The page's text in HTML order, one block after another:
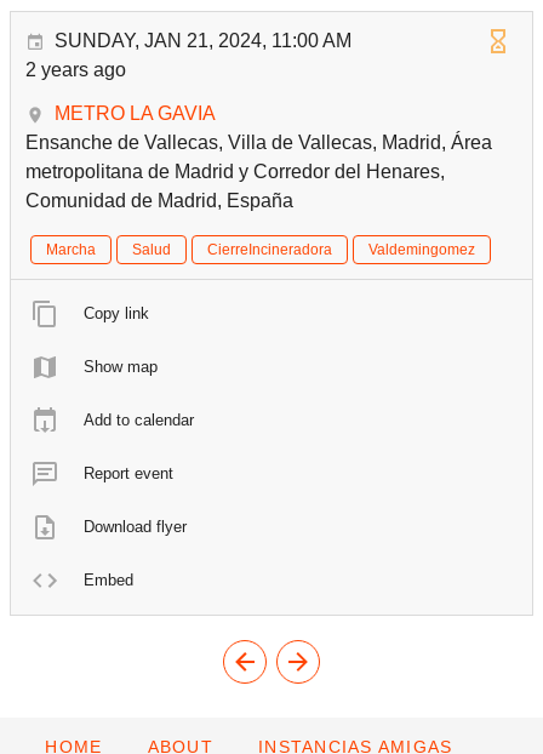
SUNDAY, JAN 21, 2024, 11:00 AM
2 years ago
METRO LA GAVIA
Ensanche de Vallecas, Villa de Vallecas, Madrid, Área
metropolitana de Madrid y Corredor del Henares,
Comunidad de Madrid, España
Marcha Salud CierreIncineradora Valdemingomez
Copy link
Show map
Add to calendar
Report event
Download flyer
Embed
HOME ABOUT INSTANCIAS AMIGAS